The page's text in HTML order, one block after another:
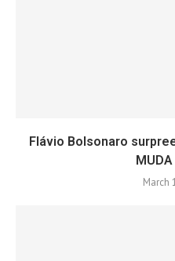
Flávio Bolsonaro
March